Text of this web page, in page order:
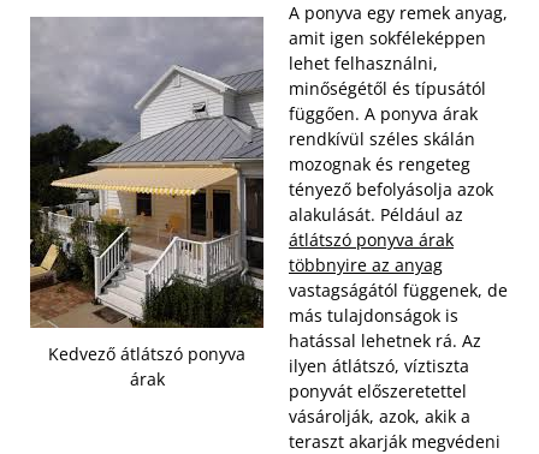
Kedvező átlátszó ponyva
árak
A ponyva egy remek anyag,
amit igen sokféleképpen
lehet felhasználni,
minőségétől és típusától
függően. A ponyva árak
rendkívül széles skálán
mozognak és rengeteg
tényező befolyásolja azok
alakulását. Például az
átlátszó ponyva árak
többnyire az anyag
vastagságától függenek, de
más tulajdonságok is
hatással lehetnek rá. Az
ilyen átlátszó, víztiszta
ponyvát előszeretettel
vásárolják, azok, akik a
teraszt akarják megvédeni